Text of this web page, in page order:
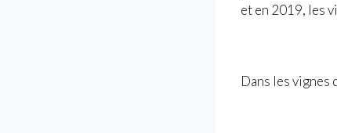
et en 2019, les
Dans les